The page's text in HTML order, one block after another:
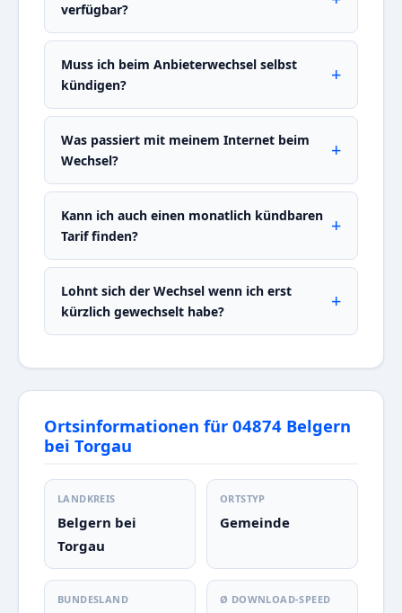
verfügbar?
Muss ich beim Anbieterwechsel selbst
kündigen?
Was passiert mit meinem Internet beim
Wechsel?
Kann ich auch einen monatlich kündbaren
Tarif finden?
Lohnt sich der Wechsel wenn ich erst
kürzlich gewechselt habe?
Ortsinformationen für 04874 Belgern
bei Torgau
LANDKREIS
Belgern bei
Torgau
ORTSTYP
Gemeinde
BUNDESLAND Ø DOWNLOAD-SPEED